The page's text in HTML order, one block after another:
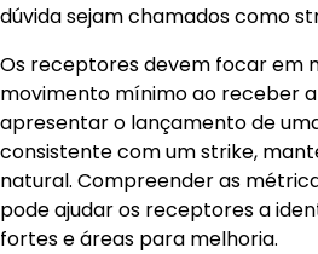
dúvida sejam chamados como
Os receptores devem focar em
movimento mínimo ao receber
apresentar o lançamento de
consistente com um strike,
natural. Compreender as
pode ajudar os receptores a
fortes e áreas para melhoria.